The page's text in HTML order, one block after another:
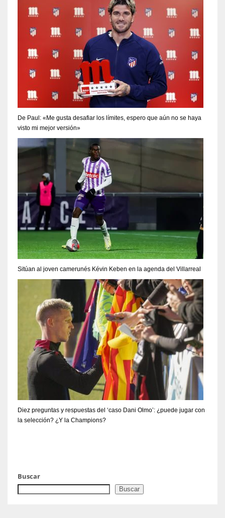
De Paul: «Me gusta desafiar los límites, espero que aún no se haya
visto mi mejor versión»
Sitúan al joven camerunés Kévin Keben en la agenda del Villarreal
Diez preguntas y respuestas del ‘caso Dani Olmo’: ¿puede jugar con
la selección? ¿Y la Champions?
Buscar
Buscar